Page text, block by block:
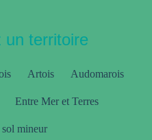
un territoire
Artois Audomarois
Entre Mer et Terres
mineur